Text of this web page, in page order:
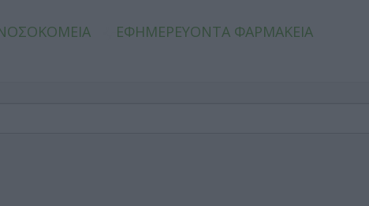
ΕΦΗΜΕΡΕΥΟΝΤΑ ΦΑΡΜΑΚΕΙΑ